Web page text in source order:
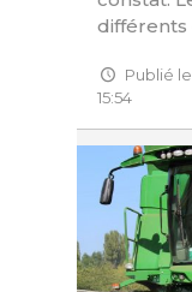
différents
Publié le
15:54